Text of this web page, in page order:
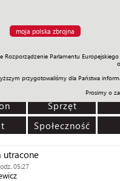
moja polska zbrojna
Rozporządzenie Parlamentu
przygotowaliśmy dla Państwa
Prosimy o
Misje Polityka Prawo
Sprzęt
Społeczność
utracone
05:27